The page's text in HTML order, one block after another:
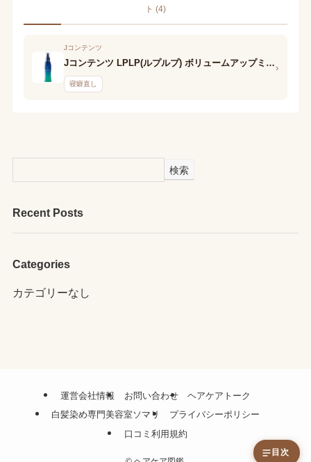
ト (4)
Jコンテンツ
Jコンテンツ LPLP(ルプルプ) ボリュームアップミスト
寝癖直し
›
検索
Recent Posts
Categories
カテゴリーなし
運営会社情報 お問い合わせ
ヘアケアトーク
白髪染め専門美容室ソマリ
プライバシーポリシー
口コミ利用規約
目次